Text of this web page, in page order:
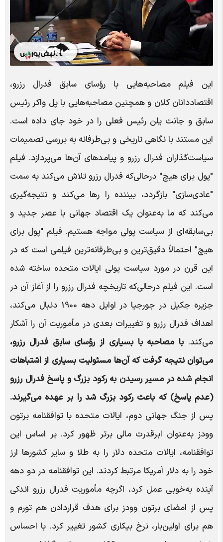
این فیلم مصاحبه‌هایی با رؤسای سابق فدرال رزرو،
اقتصاددانان کلان و همچنین مصاحبه‌هایی با پل واکر رئیس
سابق و جانت یلن رئیس فعلی را در خود جای داده است.
این مستند با نگاهی تاریخی و بی‌طرفانه به بررسی تصمیمات
سیاست‌گذاران فدرال رزرو و پیامدهای آن‌ها می‌پردازد. فیلم
"پول برای هیچ" درحالی‌که فدرال رزرو تلاش می‌کند به سمت
"عادی‌سازی" بازگردد، بیننده را رها می‌کند و نتیجه‌گیری
می‌کند که ما به‌عنوان یک اقتصاد جهانی با عصر جدید و
بی‌سابقه‌ای از سیاست پولی مواجه هستیم. فیلم "پول برای
هیچ" احتمالاً دقیق‌ترین و بی‌طرفانه‌ترین فیلمی است که در
این قرن در مورد سیاست پولی ایالات متحده ساخته شده
است. این فیلم درحالی‌که تاریخچه فدرال رزرو را از آغاز آن در
جزیره جکیل در جورجیا در اوایل دهه 1900 دنبال می‌کند،
اهداف فدرال رزرو و تغییرات بعدی در مأموریت آن را آشکار
می‌کند.با مصاحبه با بسیاری از رؤسای سابق فدرال رزرو،
می‌توان نتیجه گرفت که آن‌ها مسئولیت بسیاری از اشتباهات
انجام شده در مسیر رسیدن به رکود بزرگ و پاسخ فدرال رزرو
(عدم پاسخ) که باعث رکود بزرگ شد را بر عهده می‌گیرند.
پس از جنگ جهانی دوم، ایالات متحده با توافقنامه برتون
وودز به‌عنوان ابرقدرت مالی برتر ظهور کرد. بر اساس این
توافقنامه، ایالات متحده دلار را به طلا و سایر کشورها ارز
خود را به دلار آمریکا مرتبط کردند. این توافقنامه در دو دهه
آینده به‌خوبی عمل کرد، اگرچه مأموریت فدرال رزرو اندکی
پس از امضای برتون وودز برای هدف قراردادن هم تورم و
هم برای اولین‌بار، نرخ بیکاری کشور تغییر کرد. با احساس